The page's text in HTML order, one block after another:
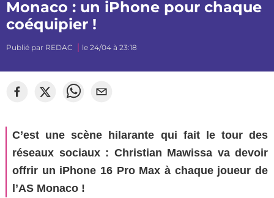
Monaco : un iPhone pour chaque
coéquipier !
Publié par REDAC le 24/04 à 23:18
C’est une scène hilarante qui fait le tour des
réseaux sociaux : Christian Mawissa va devoir
offrir un iPhone 16 Pro Max à chaque joueur de
l’AS Monaco !